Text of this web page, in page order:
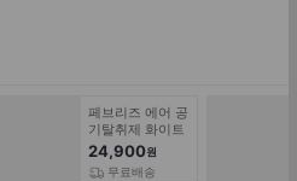
페브리즈 에어 공
기탈취제 화이트
페어 베르가못 5
24,900원
무료배송